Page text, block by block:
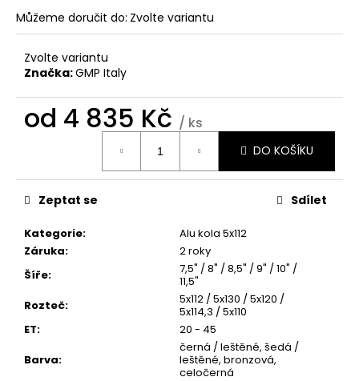
Můžeme doručit do: Zvolte variantu
Zvolte variantu
Značka:GMP Italy
od 4 835 Kč / ks
DO KOŠÍKU
Kategorie:
Alu kola 5x112
Záruka:
2 roky
Šíře:
7,5" / 8" / 8,5" / 9" / 10" /
11,5"
Rozteč:
5x112 / 5x130 / 5x120 /
5x114,3 / 5x110
ET:
20 - 45
Barva:
černá / leštěné, šedá /
leštěné, bronzová,
celočerná
Zeptat se Sdílet
D
o
p
o
u
j
GMP
4
745